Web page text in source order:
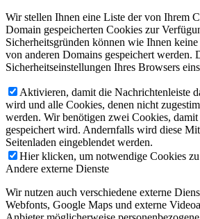
Wir stellen Ihnen eine Liste der von Ihrem
Domain gespeicherten Cookies zur
Sicherheitsgründen können wie Ihnen
von anderen Domains gespeichert werden.
Sicherheitseinstellungen Ihres Browsers
Aktivieren, damit die Nachrichtenleiste
wird und alle Cookies, denen nicht
werden. Wir benötigen zwei Cookies,
gespeichert wird. Andernfalls wird diese
Seitenladen eingeblendet werden.
Hier klicken, um notwendige Cookies
Andere externe Dienste
Wir nutzen auch verschiedene externe
Webfonts, Google Maps und externe